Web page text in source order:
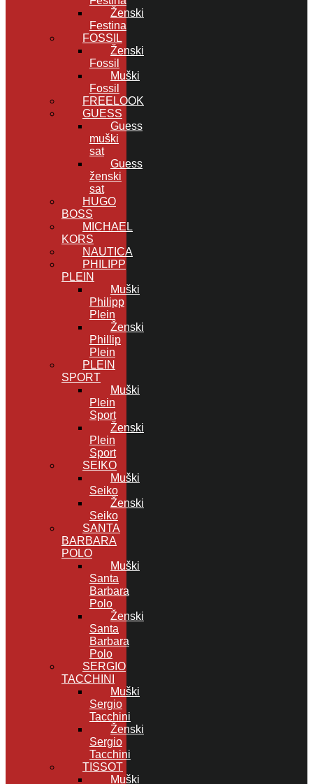
Ženski
Festina
FOSSIL
Ženski
Fossil
Muški
Fossil
FREELOOK
GUESS
Guess
muški
sat
Guess
ženski
sat
HUGO
BOSS
MICHAEL
KORS
NAUTICA
PHILIPP
PLEIN
Muški
Philipp
Plein
Ženski
Phillip
Plein
PLEIN
SPORT
Muški
Plein
Sport
Ženski
Plein
Sport
SEIKO
Muški
Seiko
Ženski
Seiko
SANTA
BARBARA
POLO
Muški
Santa
Barbara
Polo
Ženski
Santa
Barbara
Polo
SERGIO
TACCHINI
Muški
Sergio
Tacchini
Ženski
Sergio
Tacchini
TISSOT
Muški